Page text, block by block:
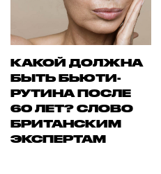
КАКОЙ ДОЛЖНА
БЫТЬ БЬЮТИ-
РУТИНА ПОСЛЕ
60 ЛЕТ? СЛОВО
БРИТАНСКИМ
ЭКСПЕРТАМ